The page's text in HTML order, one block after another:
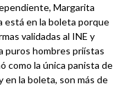
Margarita
está en la boleta porque
validadas al INE y
puros hombres priístas
como la única panista de
en la boleta, son más de